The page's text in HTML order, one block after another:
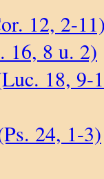
12, 2-
16, 8 u. 2)
18, 9-
24, 1-3)